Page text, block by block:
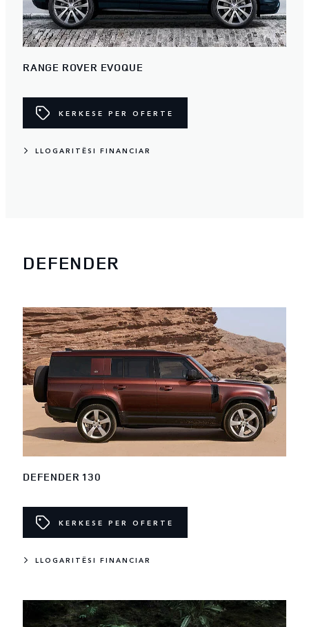
RANGE ROVER EVOQUE
KERKESE PER OFERTE
LLOGARITËSI FINANCIAR
DEFENDER
DEFENDER 130
KERKESE PER OFERTE
LLOGARITËSI FINANCIAR